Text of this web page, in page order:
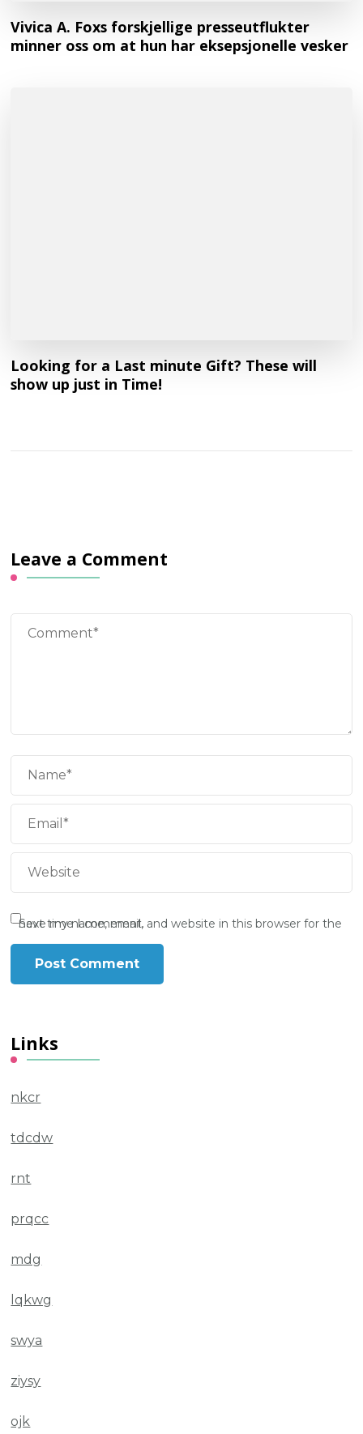
Vivica A. Foxs forskjellige presseutflukter
minner oss om at hun har eksepsjonelle vesker
Looking for a Last minute Gift? These will
show up just in Time!
Leave a Comment
Save my name, email, and website in this browser for the next time I comment.
Links
nkcr
tdcdw
rnt
prqcc
mdg
lqkwg
swya
ziysy
ojk